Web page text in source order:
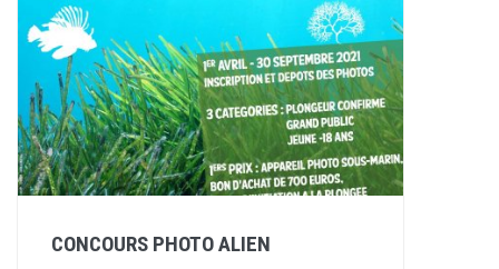
CONCOURS PHOTO ALIEN